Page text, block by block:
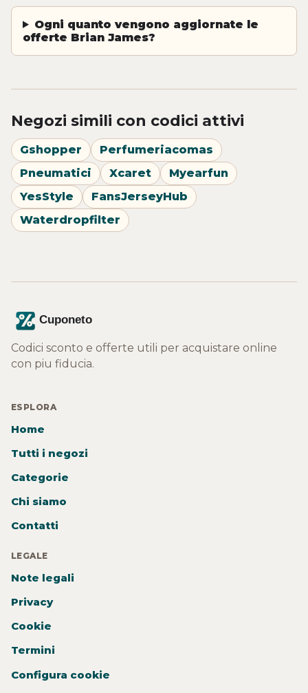
Ogni quanto vengono aggiornate le
offerte Brian James?
Negozi simili con codici attivi
Gshopper
Perfumeriacomas
Pneumatici
Xcaret
Myearfun
YesStyle
FansJerseyHub
Waterdropfilter
Codici sconto e offerte utili per acquistare online
con piu fiducia.
ESPLORA
Home
Tutti i negozi
Categorie
Chi siamo
Contatti
LEGALE
Note legali
Privacy
Cookie
Termini
Configura cookie